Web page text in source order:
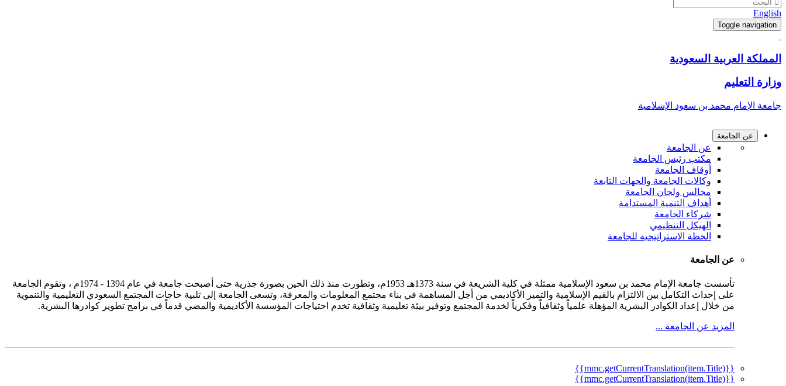
English
Toggle navigation
المملكة العربية السعودية
وزارة التعليم
جامعة الإمام محمد بن سعود الإسلامية
عن الجامعة
عن الجامعة
مكتب رئيس الجامعة
أوقاف الجامعة
وكالات الجامعة والجهات التابعة
مجالس ولجان الجامعة
أهداف التنمية المستدامة
شركاء الجامعة
الهيكل التنظيمي
الخطة الاستراتيجية للجامعة
عن الجامعة
تأسست جامعة الإمام محمد بن سعود الإسلامية ممثلة في كلية الشريعة في سنة 1373هـ 1953م، وتطورت منذ ذلك الحين بصورة جذرية حتى أصبحت جامعة في عام 1394 - 1974م ، وتقوم الجامعة
على إحداث التكامل بين الالتزام بالقيم الإسلامية والتميز الأكاديمي من أجل المساهمة في بناء مجتمع المعلومات والمعرفة، وتسعى الجامعة إلى تلبية حاجات المجتمع السعودي التعليمية والتنموية
من خلال إعداد الكوادر البشرية المؤهلة علمياً وثقافياً وفكرياً لخدمة المجتمع وتوفير بيئة تعليمية وثقافية تخدم احتياجات المؤسسة الأكاديمية والمضي قدماً في برامج تطوير كوادرها البشرية.
المزيد عن الجامعة ...
{{mmc.getCurrentTranslation(item.Title)}}
{{mmc.getCurrentTranslation(item.Title)}}